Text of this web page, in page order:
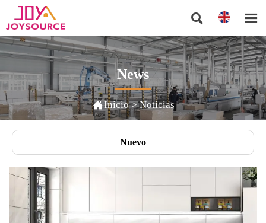
 
News
Inicio>Noticias
Nuevo